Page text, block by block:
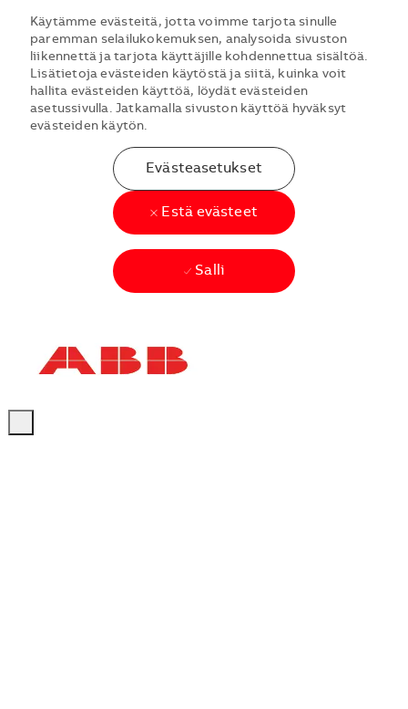
Käytämme evästeitä, jotta voimme tarjota sinulle
paremman selailukokemuksen, analysoida sivuston
liikennettä ja tarjota käyttäjille kohdennettua sisältöä.
Lisätietoja evästeiden käytöstä ja siitä, kuinka voit
hallita evästeiden käyttöä, löydät evästeiden
asetussivulla. Jatkamalla sivuston käyttöä hyväksyt
evästeiden käytön.
Evästeasetukset
Estä evästeet
Salli